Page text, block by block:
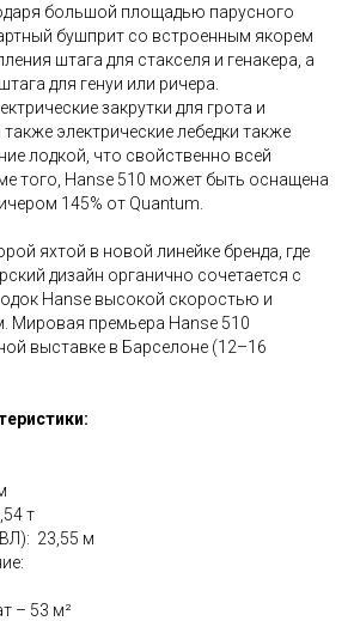
большой площадью парусного
бушприт со встроенным якорем
штага для стакселя и генакера, а
для генуи или ричера.
закрутки для грота и
электрические лебедки также
лодкой, что свойственно всей
того, Hanse 510 может быть оснащена
145% от Quantum.
яхтой в новой линейке бренда, где
дизайн органично сочетается с
Hanse высокой скоростью и
Мировая премьера Hanse 510
выставке в Барселоне (12–16
т
23,55 м
– 53 м²